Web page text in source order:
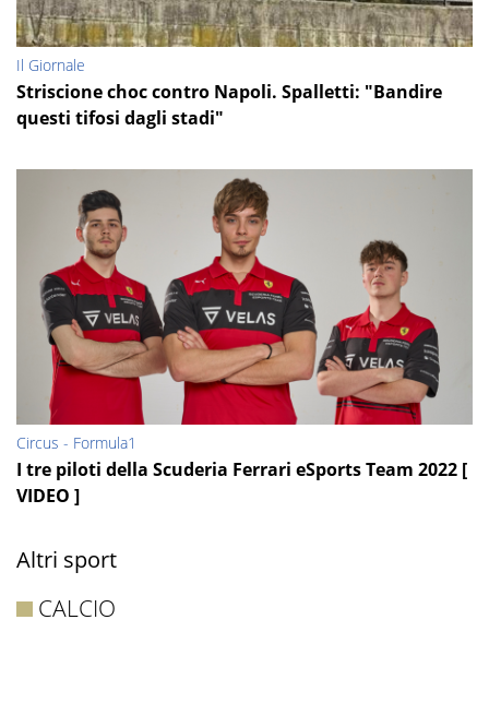
Il Giornale
Striscione choc contro Napoli. Spalletti: "Bandire
questi tifosi dagli stadi"
Circus - Formula1
I tre piloti della Scuderia Ferrari eSports Team 2022 [
VIDEO ]
Altri sport
CALCIO